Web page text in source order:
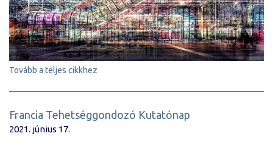
Tovább a teljes cikkhez
Francia Tehetséggondozó Kutatónap
2021. június 17.